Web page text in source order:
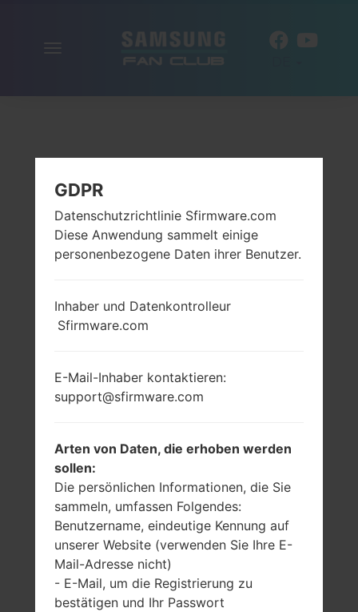
GDPR
Datenschutzrichtlinie Sfirmware.com
Diese Anwendung sammelt einige
personenbezogene Daten ihrer Benutzer.
Inhaber und Datenkontrolleur
Sfirmware.com
E-Mail-Inhaber kontaktieren:
support@sfirmware.com
Arten von Daten, die erhoben werden
sollen:
Die persönlichen Informationen, die Sie
sammeln, umfassen Folgendes:
Benutzername, eindeutige Kennung auf
unserer Website (verwenden Sie Ihre E-
Mail-Adresse nicht)
- E-Mail, um die Registrierung zu
bestätigen und Ihr Passwort